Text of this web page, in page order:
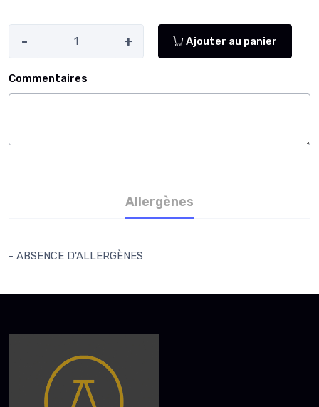
- + Ajouter au panier
Commentaires
Allergènes
- ABSENCE D'ALLERGÈNES